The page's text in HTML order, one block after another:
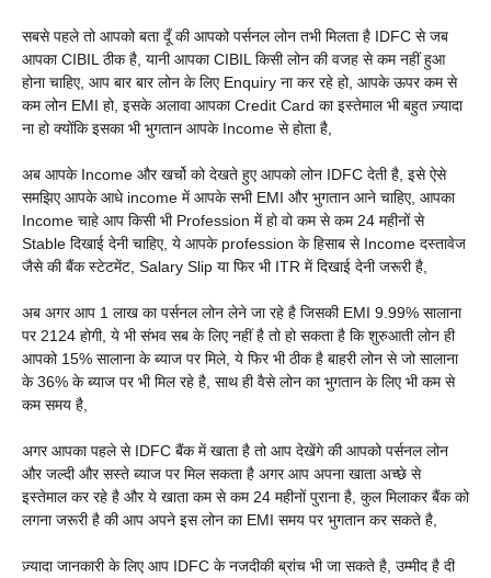
सबसे पहले तो आपको बता दूँ की आपको पर्सनल लोन तभी मिलता है IDFC से जब
आपका CIBIL ठीक है, यानी आपका CIBIL किसी लोन की वजह से कम नहीं हुआ
होना चाहिए, आप बार बार लोन के लिए Enquiry ना कर रहे हो, आपके ऊपर कम से
कम लोन EMI हो, इसके अलावा आपका Credit Card का इस्तेमाल भी बहुत ज़्यादा
ना हो क्योंकि इसका भी भुगतान आपके Income से होता है,
अब आपके Income और खर्चो को देखते हुए आपको लोन IDFC देती है, इसे ऐसे
समझिए आपके आधे income में आपके सभी EMI और भुगतान आने चाहिए, आपका
Income चाहे आप किसी भी Profession में हो वो कम से कम 24 महीनों से
Stable दिखाई देनी चाहिए, ये आपके profession के हिसाब से Income दस्तावेज
जैसे की बैंक स्टेटमेंट, Salary Slip या फिर भी ITR में दिखाई देनी जरूरी है,
अब अगर आप 1 लाख का पर्सनल लोन लेने जा रहे है जिसकी EMI 9.99% सालाना
पर 2124 होगी, ये भी संभव सब के लिए नहीं है तो हो सकता है कि शुरुआती लोन ही
आपको 15% सालाना के ब्याज पर मिले, ये फिर भी ठीक है बाहरी लोन से जो सालाना
के 36% के ब्याज पर भी मिल रहे है, साथ ही वैसे लोन का भुगतान के लिए भी कम से
कम समय है,
अगर आपका पहले से IDFC बैंक में खाता है तो आप देखेंगे की आपको पर्सनल लोन
और जल्दी और सस्ते ब्याज पर मिल सकता है अगर आप अपना खाता अच्छे से
इस्तेमाल कर रहे है और ये खाता कम से कम 24 महीनों पुराना है, कुल मिलाकर बैंक को
लगना जरूरी है की आप अपने इस लोन का EMI समय पर भुगतान कर सकते है,
ज़्यादा जानकारी के लिए आप IDFC के नजदीकी ब्रांच भी जा सकते है, उम्मीद है दी